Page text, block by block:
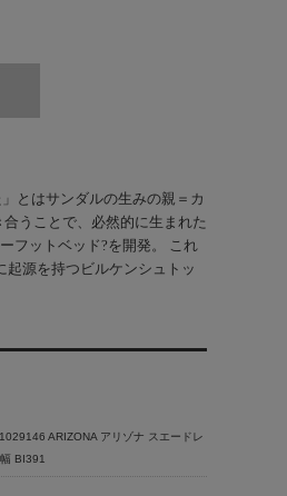
とはサンダルの生みの親＝カ
うことで、必然的に生まれた
フットベッド?を開発。 これ
源を持つビルケンシュトッ
ARIZONA アリゾナ スエードレ
BI391